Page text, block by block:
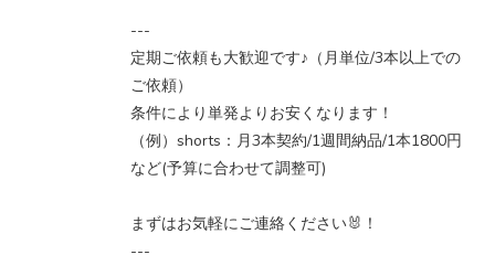
---
定期ご依頼も大歓迎です♪（月単位/3本以上での
ご依頼）
条件により単発よりお安くなります！
（例）shorts：月3本契約/1週間納品/1本1800円
など(予算に合わせて調整可)
まずはお気軽にご連絡ください🐰！
---